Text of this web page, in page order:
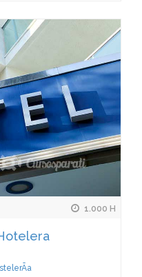
1.000 H